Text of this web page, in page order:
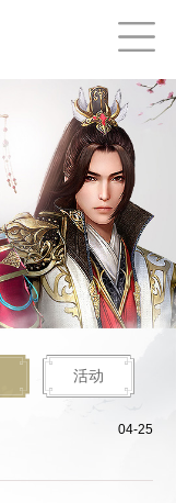
活动
04-25